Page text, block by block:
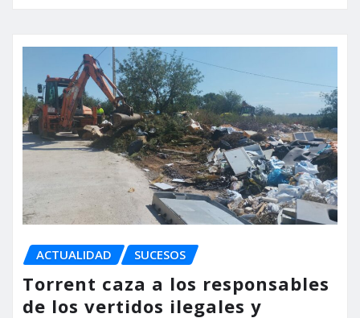
ACTUALIDAD SUCESOS
Torrent caza a los responsables
de los vertidos ilegales y